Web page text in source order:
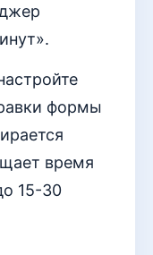
формы
время
15-30